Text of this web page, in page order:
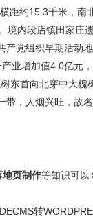
距约15.3千米，南
境内段店镇田家庄
产党组织早期活动
业增加值4.0亿元
东首向北穿中大槐
带，人烟兴旺，故
地页制作等知识可以
转